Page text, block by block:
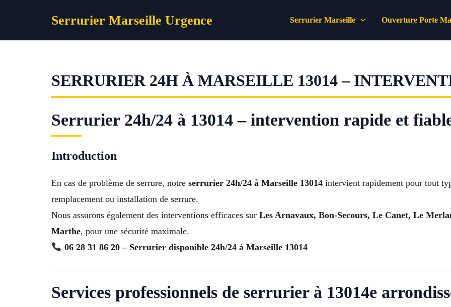
Serrurier Marseille Urgence Serrurier Marseille Ouverture Porte
SERRURIER 24H À MARSEILLE 13014 –
Serrurier 24h/24 à 13014 – intervention rapide et
Introduction
En cas de problème de serrure, notre serrurier 24h/24 à Marseille 13014 intervient rapidement pour tout
remplacement ou installation de serrure.
Nous assurons également des interventions efficaces sur Les Arnavaux, Bon-Secours, Le Canet, Le
Marthe, pour une sécurité maximale.
06 28 31 86 20 – Serrurier disponible 24h/24 à Marseille 13014
Services professionnels de serrurier à 13014e